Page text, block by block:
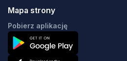
Mapa strony
Pobierz aplikację